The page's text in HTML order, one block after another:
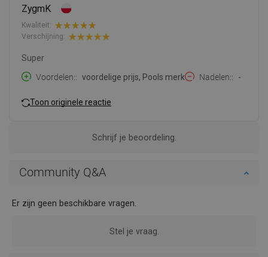
ZygmK
Kwaliteit:
Verschijning:
Super
Voordelen:
voordelige prijs, Pools merk Nadelen: -
Toon originele reactie
Schrijf je beoordeling.
Community Q&A
Er zijn geen beschikbare vragen.
Stel je vraag.